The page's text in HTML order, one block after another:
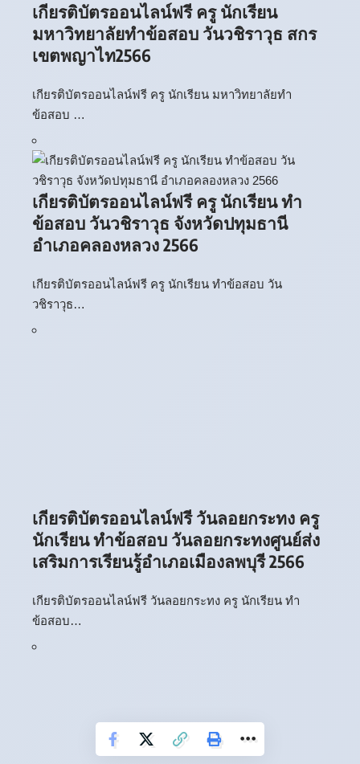
เกียรติบัตรออนไลน์ฟรี ครู นักเรียน
มหาวิทยาลัยทำข้อสอบ วันวชิราวุธ สกร
เขตพญาไท2566
เกียรติบัตรออนไลน์ฟรี ครู นักเรียน มหาวิทยาลัยทำ
ข้อสอบ …
เกียรติบัตรออนไลน์ฟรี ครู นักเรียน ทำ
ข้อสอบ วันวชิราวุธ จังหวัดปทุมธานี
อำเภอคลองหลวง 2566
เกียรติบัตรออนไลน์ฟรี ครู นักเรียน ทำข้อสอบ วัน
วชิราวุธ…
เกียรติบัตรออนไลน์ฟรี วันลอยกระทง ครู
นักเรียน ทำข้อสอบ วันลอยกระทงศูนย์ส่ง
เสริมการเรียนรู้อำเภอเมืองลพบุรี 2566
เกียรติบัตรออนไลน์ฟรี วันลอยกระทง ครู นักเรียน ทำ
ข้อสอบ…